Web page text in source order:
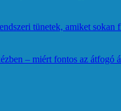
tünetek, amiket
– miért fontos az átfogó